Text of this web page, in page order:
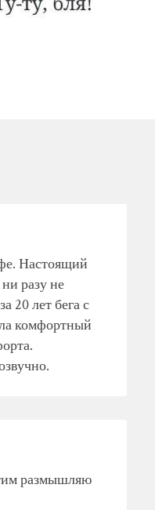
Настоящий
разу не
20 лет бега с
комфортный
размышляю